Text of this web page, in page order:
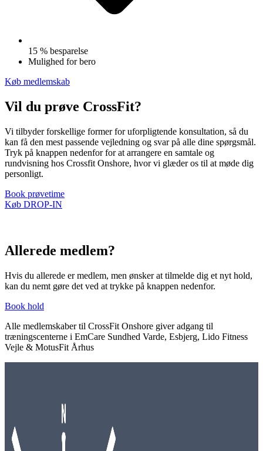
15 % besparelse
Mulighed for bero
Køb medlemskab
Vil du prøve CrossFit?
Vi tilbyder forskellige former for uforpligtende konsultation, så du
kan få den mest passende vejledning og svar på alle dine spørgsmål.
Tryk på knappen nedenfor for at arrangere en samtale og
rundvisning hos Crossfit Onshore, hvor vi glæder os til at møde dig
personligt.
Book prøvetime
Køb DROP-IN
Allerede medlem?
Hvis du allerede er medlem, men ønsker at tilmelde dig et nyt hold,
kan du nemt gøre det ved at trykke på knappen nedenfor.
Book hold
Alle medlemskaber til CrossFit Onshore giver adgang til
træningscenterne i EmCare Sundhed Varde, Esbjerg, Lido Fitness
Vejle & MotusFit Århus